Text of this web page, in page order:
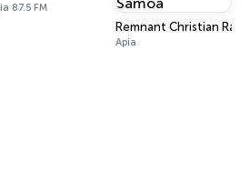
87.5 FM
Remnant Christian
Apia